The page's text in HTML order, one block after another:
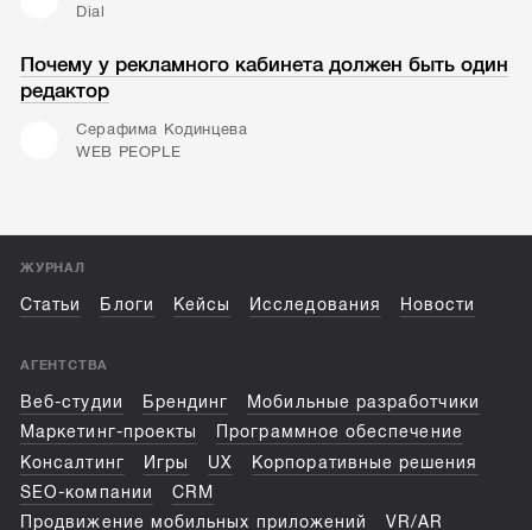
Dial
Почему у рекламного кабинета должен быть один
редактор
Серафима Кодинцева
WEB PEOPLE
ЖУРНАЛ
Статьи Блоги Кейсы Исследования Новости
АГЕНТСТВА
Веб-студии Брендинг
Мобильные разработчики
Маркетинг-проекты
Программное обеспечение
Консалтинг
Игры UX
Корпоративные решения
SEO-компании
CRM
Продвижение мобильных приложений
VR/AR